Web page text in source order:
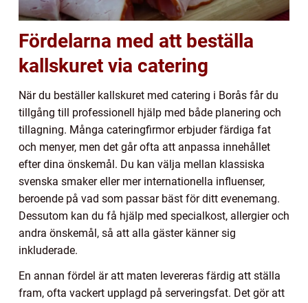
Fördelarna med att beställa
kallskuret via catering
När du beställer kallskuret med catering i Borås får du
tillgång till professionell hjälp med både planering och
tillagning. Många cateringfirmor erbjuder färdiga fat
och menyer, men det går ofta att anpassa innehållet
efter dina önskemål. Du kan välja mellan klassiska
svenska smaker eller mer internationella influenser,
beroende på vad som passar bäst för ditt evenemang.
Dessutom kan du få hjälp med specialkost, allergier och
andra önskemål, så att alla gäster känner sig
inkluderade.
En annan fördel är att maten levereras färdig att ställa
fram, ofta vackert upplagd på serveringsfat. Det gör att